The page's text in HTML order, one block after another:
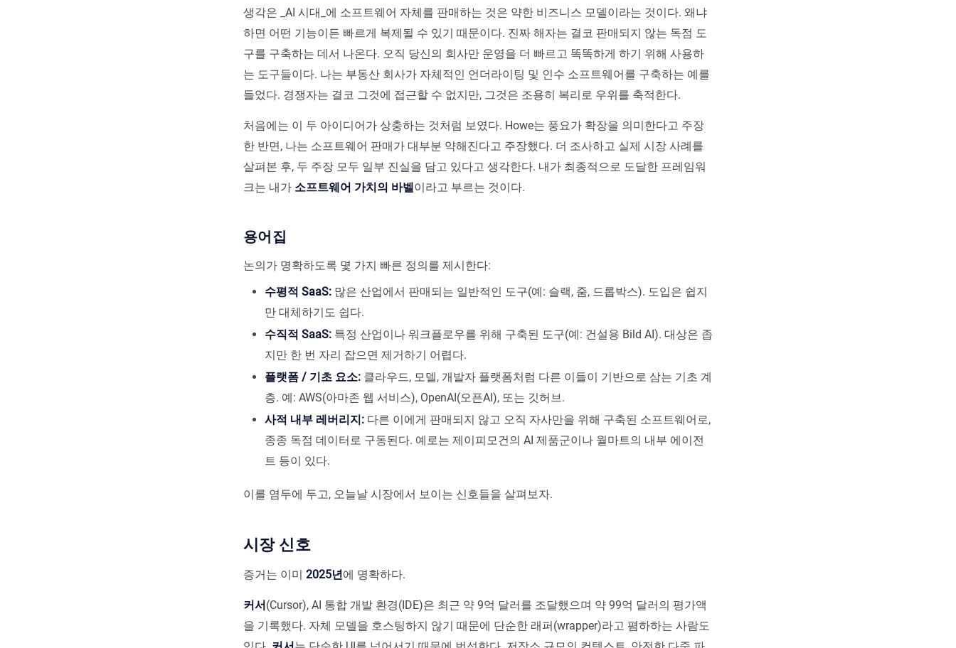
생각은 _AI 시대_에 소프트웨어 자체를 판매하는 것은 약한 비즈니스 모델이라는 것이다. 왜냐
하면 어떤 기능이든 빠르게 복제될 수 있기 때문이다. 진짜 해자는 결코 판매되지 않는 독점 도
구를 구축하는 데서 나온다. 오직 당신의 회사만 운영을 더 빠르고 똑똑하게 하기 위해 사용하
는 도구들이다. 나는 부동산 회사가 자체적인 언더라이팅 및 인수 소프트웨어를 구축하는 예를
들었다. 경쟁자는 결코 그것에 접근할 수 없지만, 그것은 조용히 복리로 우위를 축적한다.
처음에는 이 두 아이디어가 상충하는 것처럼 보였다. Howe는 풍요가 확장을 의미한다고 주장
한 반면, 나는 소프트웨어 판매가 대부분 약해진다고 주장했다. 더 조사하고 실제 시장 사례를
살펴본 후, 두 주장 모두 일부 진실을 담고 있다고 생각한다. 내가 최종적으로 도달한 프레임워
크는 내가 소프트웨어 가치의 바벨이라고 부르는 것이다.
용어집
논의가 명확하도록 몇 가지 빠른 정의를 제시한다:
수평적 SaaS: 많은 산업에서 판매되는 일반적인 도구(예: 슬랙, 줌, 드롭박스). 도입은 쉽지
만 대체하기도 쉽다.
수직적 SaaS: 특정 산업이나 워크플로우를 위해 구축된 도구(예: 건설용 Bild AI). 대상은 좁
지만 한 번 자리 잡으면 제거하기 어렵다.
플랫폼 / 기초 요소: 클라우드, 모델, 개발자 플랫폼처럼 다른 이들이 기반으로 삼는 기초 계
층. 예: AWS(아마존 웹 서비스), OpenAI(오픈AI), 또는 깃허브.
사적 내부 레버리지: 다른 이에게 판매되지 않고 오직 자사만을 위해 구축된 소프트웨어로,
종종 독점 데이터로 구동된다. 예로는 제이피모건의 AI 제품군이나 월마트의 내부 에이전
트 등이 있다.
이를 염두에 두고, 오늘날 시장에서 보이는 신호들을 살펴보자.
시장 신호
증거는 이미 2025년에 명확하다.
커서 (Cursor), AI 통합 개발 환경(IDE)은 최근 약 9억 달러를 조달했으며 약 99억 달러의 평가액
을 기록했다. 자체 모델을 호스팅하지 않기 때문에 단순한 래퍼(wrapper)라고 폄하하는 사람도